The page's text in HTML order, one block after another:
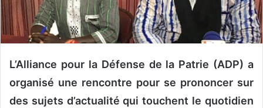
n
c
o
u
r
i
L’Alliance pour la Défense de la Patrie (ADP) a
organisé une rencontre pour se prononcer sur
des sujets d’actualité qui touchent le quotidien